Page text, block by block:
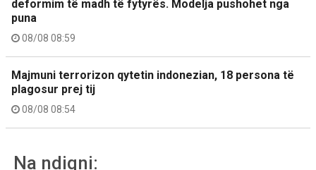
deformim të madh të fytyrës. Modelja pushohet nga
puna
08/08 08:59
Majmuni terrorizon qytetin indonezian, 18 persona të
plagosur prej tij
08/08 08:54
Na ndiqni: